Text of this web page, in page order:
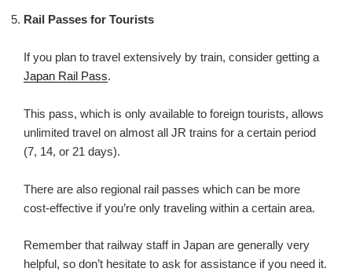
Rail Passes for Tourists
If you plan to travel extensively by train, consider getting a
Japan Rail Pass.
This pass, which is only available to foreign tourists, allows
unlimited travel on almost all JR trains for a certain period
(7, 14, or 21 days).
There are also regional rail passes which can be more
cost-effective if you’re only traveling within a certain area.
Remember that railway staff in Japan are generally very
helpful, so don’t hesitate to ask for assistance if you need it.